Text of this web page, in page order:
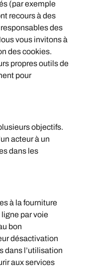
(par exemple
recours à des
des
vous invitons à
des cookies.
propres outils de
pour
objectifs.
acteur à un
dans les
à la fourniture
par voie
bon
désactivation
dans l’utilisation
aux services